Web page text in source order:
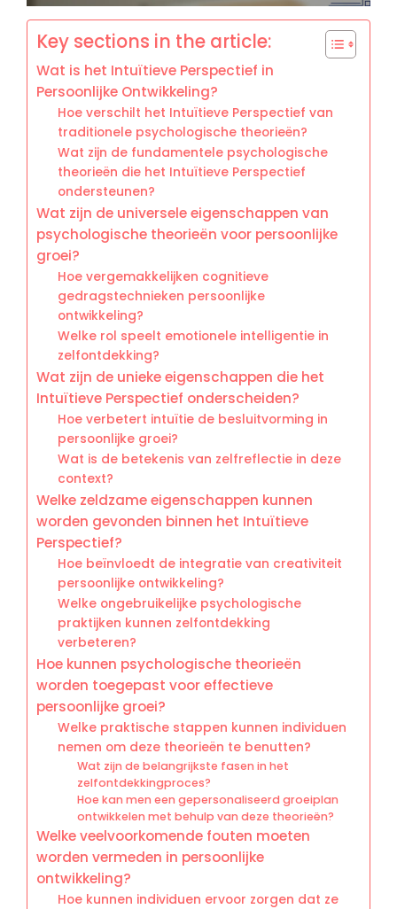
Key sections in the article:
Wat is het Intuïtieve Perspectief in
Persoonlijke Ontwikkeling?
Hoe verschilt het Intuïtieve Perspectief van
traditionele psychologische theorieën?
Wat zijn de fundamentele psychologische
theorieën die het Intuïtieve Perspectief
ondersteunen?
Wat zijn de universele eigenschappen van
psychologische theorieën voor persoonlijke
groei?
Hoe vergemakkelijken cognitieve
gedragstechnieken persoonlijke
ontwikkeling?
Welke rol speelt emotionele intelligentie in
zelfontdekking?
Wat zijn de unieke eigenschappen die het
Intuïtieve Perspectief onderscheiden?
Hoe verbetert intuïtie de besluitvorming in
persoonlijke groei?
Wat is de betekenis van zelfreflectie in deze
context?
Welke zeldzame eigenschappen kunnen
worden gevonden binnen het Intuïtieve
Perspectief?
Hoe beïnvloedt de integratie van creativiteit
persoonlijke ontwikkeling?
Welke ongebruikelijke psychologische
praktijken kunnen zelfontdekking
verbeteren?
Hoe kunnen psychologische theorieën
worden toegepast voor effectieve
persoonlijke groei?
Welke praktische stappen kunnen individuen
nemen om deze theorieën te benutten?
Wat zijn de belangrijkste fasen in het
zelfontdekkingproces?
Hoe kan men een gepersonaliseerd groeiplan
ontwikkelen met behulp van deze theorieën?
Welke veelvoorkomende fouten moeten
worden vermeden in persoonlijke
ontwikkeling?
Hoe kunnen individuen ervoor zorgen dat ze